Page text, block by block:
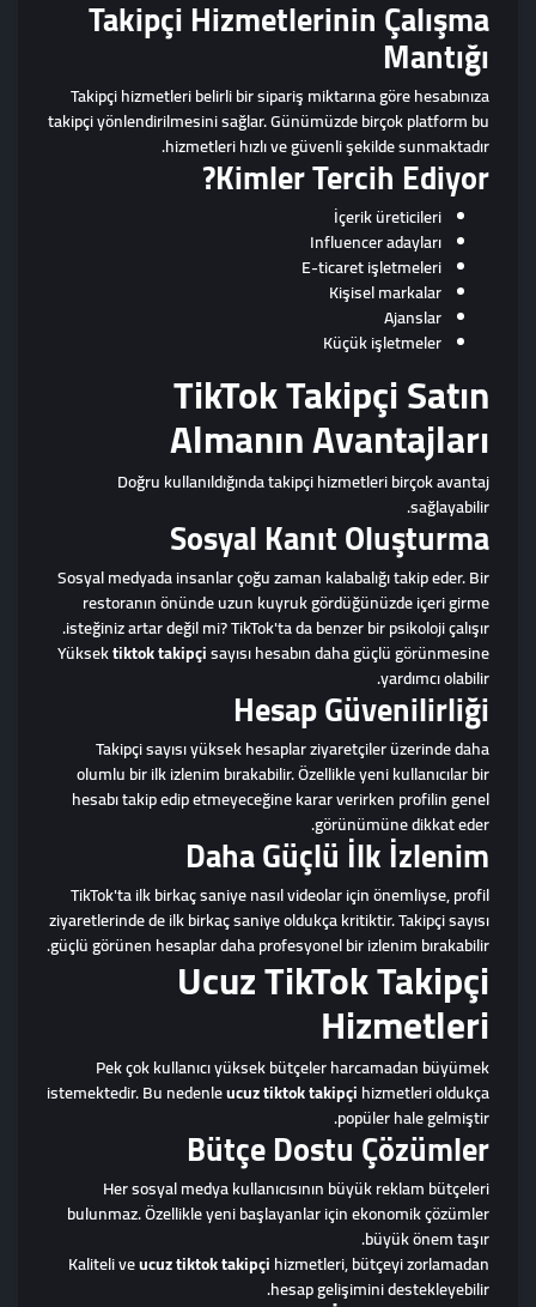
Takipçi Hizmetlerinin Çalışma
Mantığı
Takipçi hizmetleri belirli bir sipariş miktarına göre hesabınıza
takipçi yönlendirilmesini sağlar. Günümüzde birçok platform bu
hizmetleri hızlı ve güvenli şekilde sunmaktadır.
Kimler Tercih Ediyor?
İçerik üreticileri
Influencer adayları
E-ticaret işletmeleri
Kişisel markalar
Ajanslar
Küçük işletmeler
TikTok Takipçi Satın
Almanın Avantajları
Doğru kullanıldığında takipçi hizmetleri birçok avantaj
sağlayabilir.
Sosyal Kanıt Oluşturma
Sosyal medyada insanlar çoğu zaman kalabalığı takip eder. Bir
restoranın önünde uzun kuyruk gördüğünüzde içeri girme
isteğiniz artar değil mi? TikTok'ta da benzer bir psikoloji çalışır.
Yüksektiktok takipçisayısı hesabın daha güçlü görünmesine
yardımcı olabilir.
Hesap Güvenilirliği
Takipçi sayısı yüksek hesaplar ziyaretçiler üzerinde daha
olumlu bir ilk izlenim bırakabilir. Özellikle yeni kullanıcılar bir
hesabı takip edip etmeyeceğine karar verirken profilin genel
görünümüne dikkat eder.
Daha Güçlü İlk İzlenim
TikTok'ta ilk birkaç saniye nasıl videolar için önemliyse, profil
ziyaretlerinde de ilk birkaç saniye oldukça kritiktir. Takipçi sayısı
güçlü görünen hesaplar daha profesyonel bir izlenim bırakabilir.
Ucuz TikTok Takipçi
Hizmetleri
Pek çok kullanıcı yüksek bütçeler harcamadan büyümek
istemektedir. Bu nedenleucuz tiktok takipçihizmetleri oldukça
popüler hale gelmiştir.
Bütçe Dostu Çözümler
Her sosyal medya kullanıcısının büyük reklam bütçeleri
bulunmaz. Özellikle yeni başlayanlar için ekonomik çözümler
büyük önem taşır.
Kaliteli veucuz tiktok takipçihizmetleri, bütçeyi zorlamadan
hesap gelişimini destekleyebilir.